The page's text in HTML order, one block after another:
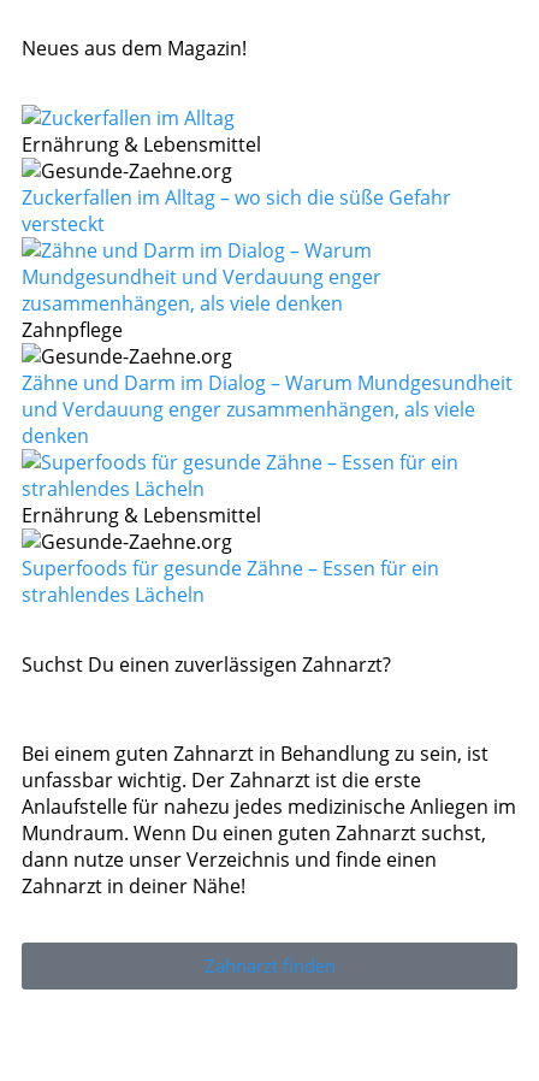
Neues aus dem Magazin!
Ernährung & Lebensmittel
Zuckerfallen im Alltag – wo sich die süße Gefahr
versteckt
Zahnpflege
Zähne und Darm im Dialog – Warum Mundgesundheit
und Verdauung enger zusammenhängen, als viele
denken
Ernährung & Lebensmittel
Superfoods für gesunde Zähne – Essen für ein
strahlendes Lächeln
Suchst Du einen zuverlässigen Zahnarzt?
Bei einem guten Zahnarzt in Behandlung zu sein, ist
unfassbar wichtig. Der Zahnarzt ist die erste
Anlaufstelle für nahezu jedes medizinische Anliegen im
Mundraum. Wenn Du einen guten Zahnarzt suchst,
dann nutze unser Verzeichnis und finde einen
Zahnarzt in deiner Nähe!
Zahnarzt finden